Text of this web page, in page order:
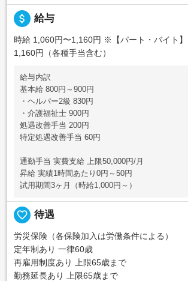
attach_money 給与
時給 1,060円〜1,160円 ※【パート・バイト
1,160円（各種手当含む）
給与内訳
基本給 800円～900円
・ヘルパー2級 830円
・介護福祉士 900円
処遇改善手当 200円
特定処遇改善手当 60円
通勤手当 実費支給 上限50,000円/月
昇給 実績1時間あたり0円～50円
試用期間3ヶ月（時給1,000円～）
favorite_border 待遇
労災保険（各保険加入は労働条件による）
定年制あり 一律60歳
再雇用制度あり 上限65歳まで
勤務延長あり 上限65歳まで